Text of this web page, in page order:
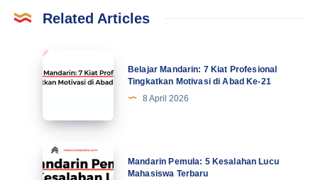
Related Articles
Belajar
Mandarin:
Profesional
Tingkatkan
Motivasi
Belajar Mandarin: 7 Kiat Profesional
Tingkatkan Motivasi di Abad Ke-21
8 April 2026
Mandarin
Pemula:
Mandarin Pemula: 5 Kesalahan Lucu
Mahasiswa Terbaru